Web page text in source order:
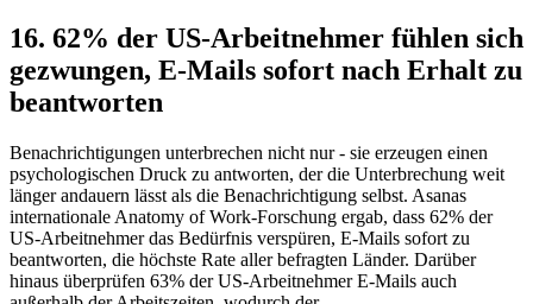
16. 62% der US-Arbeitnehmer fühlen sich
gezwungen, E-Mails sofort nach Erhalt zu
beantworten
Benachrichtigungen unterbrechen nicht nur - sie erzeugen einen
psychologischen Druck zu antworten, der die Unterbrechung weit
länger andauern lässt als die Benachrichtigung selbst. Asanas
internationale Anatomy of Work-Forschung ergab, dass 62% der
US-Arbeitnehmer das Bedürfnis verspüren, E-Mails sofort zu
beantworten, die höchste Rate aller befragten Länder. Darüber
hinaus überprüfen 63% der US-Arbeitnehmer E-Mails auch